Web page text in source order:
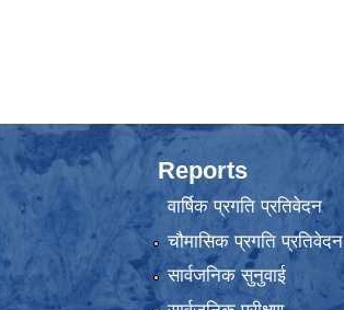
Reports
वार्षिक प्रगति प्रतिवेदन
चौमासिक प्रगति प्रतिवेदन
सार्वजनिक सुनुवाई